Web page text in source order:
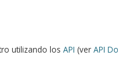
utilizando los API (ver API